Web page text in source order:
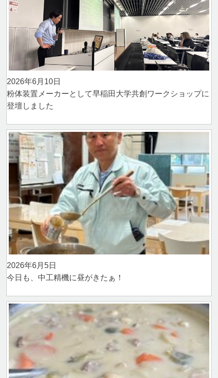
2026年6月10日
粉体装置メーカーとして早稲田大学共創ワークショップに
登壇しました
2026年6月5日
今日も、中工精機に昼がきたぁ！